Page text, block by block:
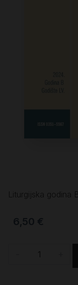
Liturgijska godina B
6,50 €